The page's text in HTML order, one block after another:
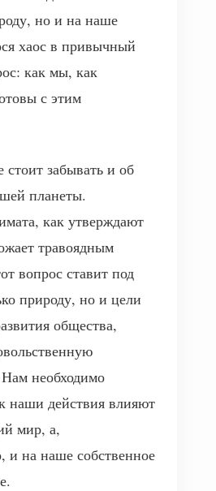
но и на наше
хаос в привычный
как мы, как
с этим
стоит забывать и об
планеты.
как утверждают
травоядным
вопрос ставит под
природу, но и цели
общества,
Нам необходимо
наши действия влияют
мир, а,
и на наше собственное